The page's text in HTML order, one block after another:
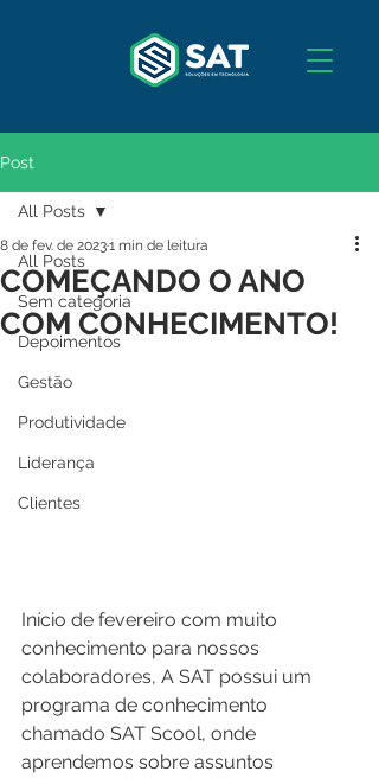
Post
All Posts
Sem categoria
Depoimentos
Gestão
Produtividade
Liderança
Clientes
All Posts
COMEÇANDO O ANO
COM CONHECIMENTO!
8 de fev. de 20231 min de leitura
Início de fevereiro com muito
conhecimento para nossos
colaboradores, A SAT possui um
programa de conhecimento
chamado SAT Scool, onde
aprendemos sobre assuntos